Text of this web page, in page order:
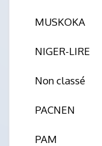
MUSKOKA
NIGER-LIRE
Non classé
PACNEN
PAM